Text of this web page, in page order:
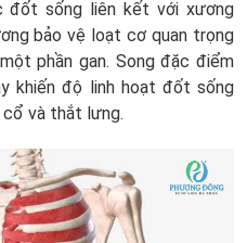
đốt sống liên kết với xương
bảo vệ loạt cơ quan trọng
phần gan. Song đặc điểm
khiến độ linh hoạt đốt sống
và thắt lưng.